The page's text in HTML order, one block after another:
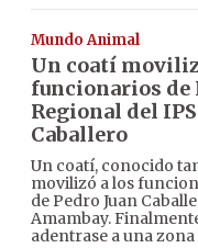
Mundo Animal
Un coatí
funcionarios de
Regional del
Caballero
Un coatí, conocido
movilizó a los
de Pedro Juan
Amambay.
adentrase a una zona